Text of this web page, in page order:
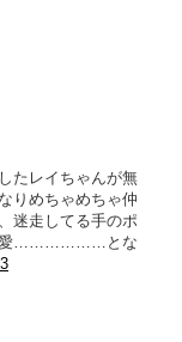
たレイちゃんが無
りめちゃめちゃ仲
迷走してる手のポ
可愛………………とな